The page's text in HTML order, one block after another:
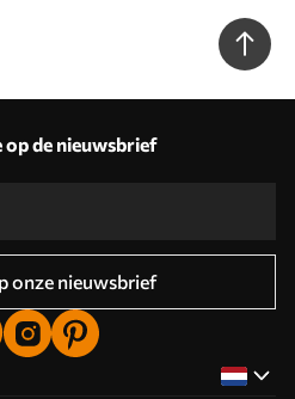
op de nieuwsbrief
onze nieuwsbrief